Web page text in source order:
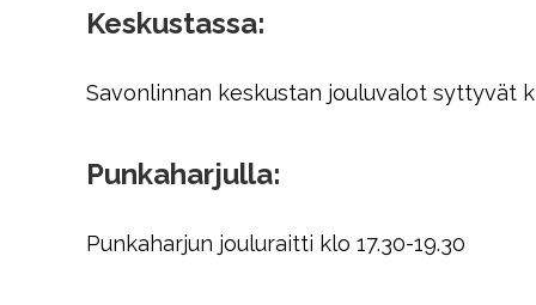
Keskustassa:
Savonlinnan keskustan jouluvalot syttyvät
Punkaharjulla:
Punkaharjun jouluraitti klo 17.30-19.30